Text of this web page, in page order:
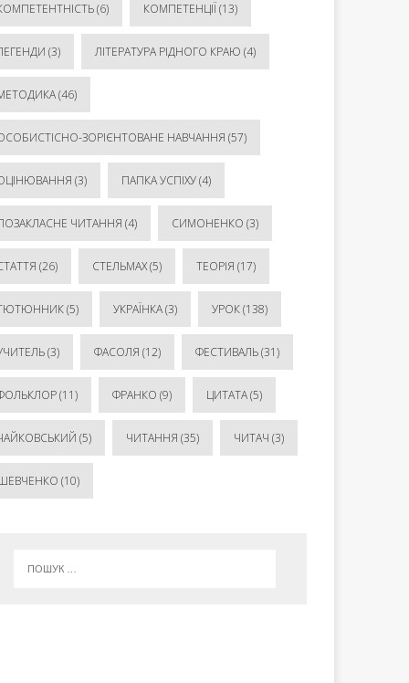
(6) КОМПЕТЕНЦІЇ (13)
(3) ЛІТЕРАТУРА РІДНОГО КРАЮ (4)
(46)
ЗОРІЄНТОВАНЕ НАВЧАННЯ (57)
(3) ПАПКА УСПІХУ(4)
ЧИТАННЯ (4) СИМОНЕНКО (3)
(26) СТЕЛЬМАХ(5) ТЕОРІЯ (17)
(5) УКРАЇНКА(3) УРОК(138)
(3) ФАСОЛЯ (12) ФЕСТИВАЛЬ(31)
(11) ФРАНКО (9) ЦИТАТА(5)
(5) ЧИТАННЯ (35) ЧИТАЧ (3)
(10)